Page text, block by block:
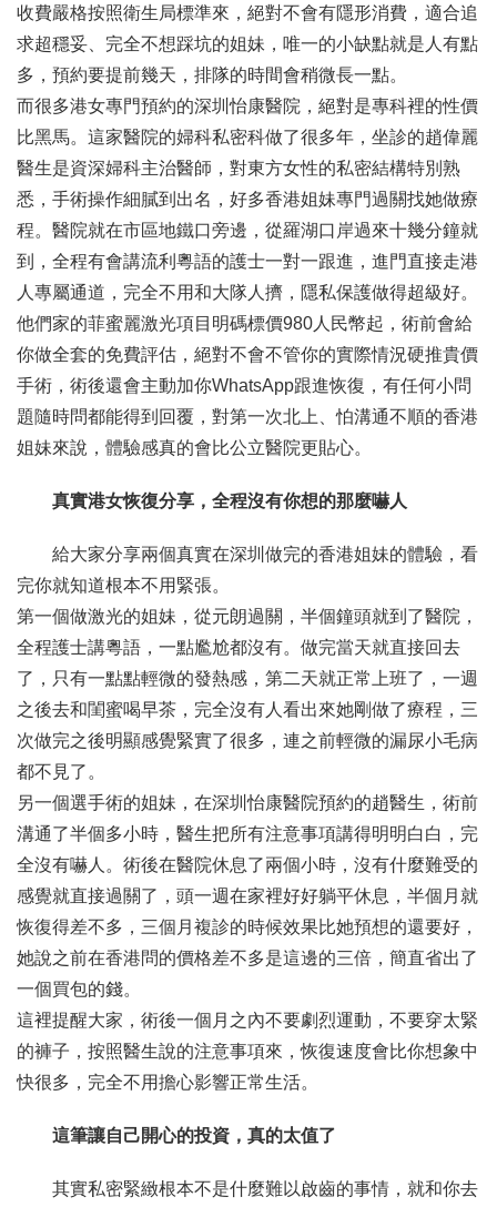
收費嚴格按照衛生局標準來，絕對不會有隱形消費，適合追
求超穩妥、完全不想踩坑的姐妹，唯一的小缺點就是人有點
多，預約要提前幾天，排隊的時間會稍微長一點。
而很多港女專門預約的深圳怡康醫院，絕對是專科裡的性價
比黑馬。這家醫院的婦科私密科做了很多年，坐診的趙偉麗
醫生是資深婦科主治醫師，對東方女性的私密結構特別熟
悉，手術操作細膩到出名，好多香港姐妹專門過關找她做療
程。醫院就在市區地鐵口旁邊，從羅湖口岸過來十幾分鐘就
到，全程有會講流利粵語的護士一對一跟進，進門直接走港
人專屬通道，完全不用和大隊人擠，隱私保護做得超級好。
他們家的菲蜜麗激光項目明碼標價980人民幣起，術前會給
你做全套的免費評估，絕對不會不管你的實際情況硬推貴價
手術，術後還會主動加你WhatsApp跟進恢復，有任何小問
題隨時問都能得到回覆，對第一次北上、怕溝通不順的香港
姐妹來說，體驗感真的會比公立醫院更貼心。
真實港女恢復分享，全程沒有你想的那麼嚇人
給大家分享兩個真實在深圳做完的香港姐妹的體驗，看
完你就知道根本不用緊張。
第一個做激光的姐妹，從元朗過關，半個鐘頭就到了醫院，
全程護士講粵語，一點尷尬都沒有。做完當天就直接回去
了，只有一點點輕微的發熱感，第二天就正常上班了，一週
之後去和閨蜜喝早茶，完全沒有人看出來她剛做了療程，三
次做完之後明顯感覺緊實了很多，連之前輕微的漏尿小毛病
都不見了。
另一個選手術的姐妹，在深圳怡康醫院預約的趙醫生，術前
溝通了半個多小時，醫生把所有注意事項講得明明白白，完
全沒有嚇人。術後在醫院休息了兩個小時，沒有什麼難受的
感覺就直接過關了，頭一週在家裡好好躺平休息，半個月就
恢復得差不多，三個月複診的時候效果比她預想的還要好，
她說之前在香港問的價格差不多是這邊的三倍，簡直省出了
一個買包的錢。
這裡提醒大家，術後一個月之內不要劇烈運動，不要穿太緊
的褲子，按照醫生說的注意事項來，恢復速度會比你想象中
快很多，完全不用擔心影響正常生活。
這筆讓自己開心的投資，真的太值了
其實私密緊緻根本不是什麼難以啟齒的事情，就和你去